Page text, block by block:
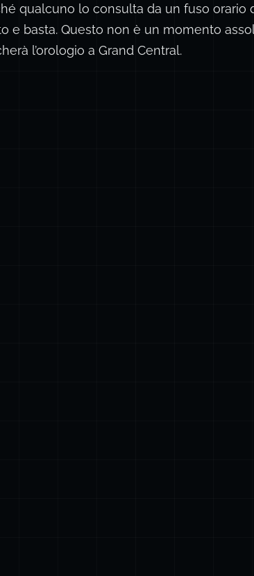
qualcuno lo consulta da un fuso orario
e basta. Questo non è un momento
l’orologio a Grand Central.